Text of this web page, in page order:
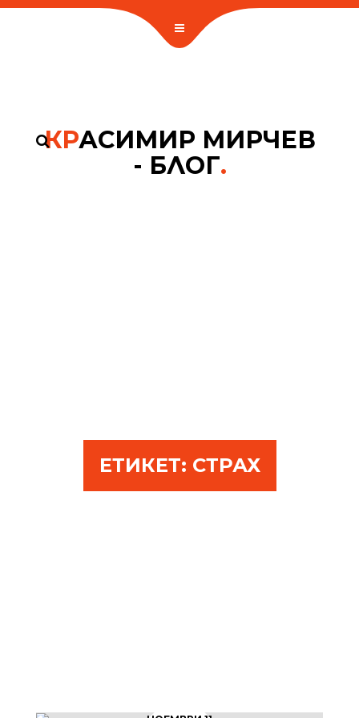
КРАСИМИР МИРЧЕВ
- БЛОГ.
ЕТИКЕТ: СТРАХ